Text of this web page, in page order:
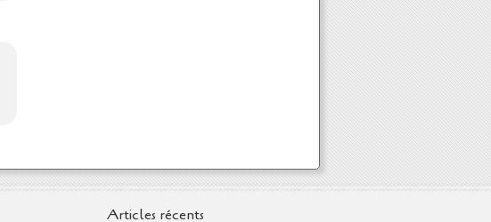
Articles récents